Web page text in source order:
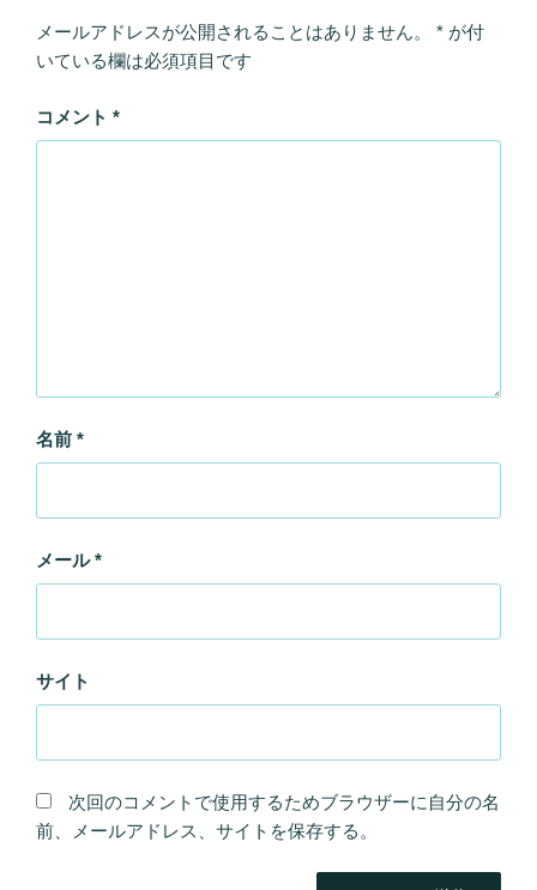
メールアドレスが公開されることはありません。 * が付
いている欄は必須項目です
コメント *
名前 *
メール*
サイト
次回のコメントで使用するためブラウザーに自分の名
前、メールアドレス、サイトを保存する。